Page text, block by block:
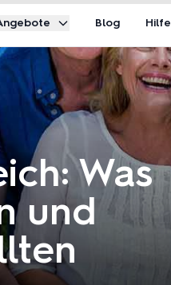
Blog Hilfe
Was
und